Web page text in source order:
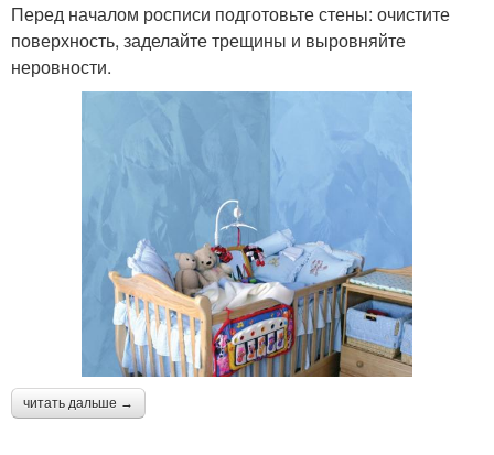
Перед началом росписи подготовьте стены: очистите
поверхность, заделайте трещины и выровняйте
неровности.
читать дальше →